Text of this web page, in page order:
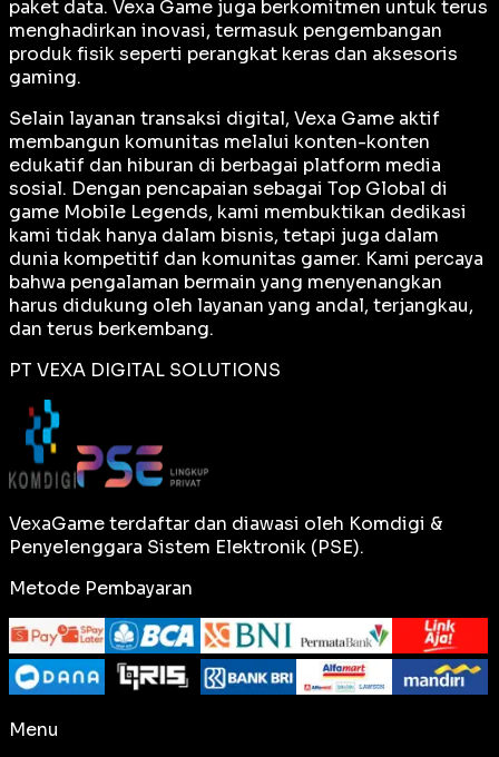
paket data. Vexa Game juga berkomitmen untuk terus
menghadirkan inovasi, termasuk pengembangan
produk fisik seperti perangkat keras dan aksesoris
gaming.
Selain layanan transaksi digital, Vexa Game aktif
membangun komunitas melalui konten-konten
edukatif dan hiburan di berbagai platform media
sosial. Dengan pencapaian sebagai Top Global di
game Mobile Legends, kami membuktikan dedikasi
kami tidak hanya dalam bisnis, tetapi juga dalam
dunia kompetitif dan komunitas gamer. Kami percaya
bahwa pengalaman bermain yang menyenangkan
harus didukung oleh layanan yang andal, terjangkau,
dan terus berkembang.
PT VEXA DIGITAL SOLUTIONS
VexaGame terdaftar dan diawasi oleh Komdigi &
Penyelenggara Sistem Elektronik (PSE).
Metode Pembayaran
Menu